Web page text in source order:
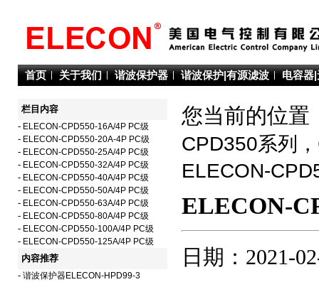
首页 关于我们 谐波保护器 谐波保护|有源滤波 电容器
栏目内容
- ELECON-CPD550-16A/4P PC级
- ELECON-CPD550-20A-4P PC级
- ELECON-CPD550-25A/4P PC级
- ELECON-CPD550-32A/4P PC级
- ELECON-CPD550-40A/4P PC级
- ELECON-CPD550-50A/4P PC级
- ELECON-CPD550-63A/4P PC级
- ELECON-CPD550-80A/4P PC级
- ELECON-CPD550-100A/4P PC级
- ELECON-CPD550-125A/4P PC级
内容推荐
- 谐波保护器ELECON-HPD99-3
您当前的位
CPD350系列
ELECON-
ELECON-
日期：2021-